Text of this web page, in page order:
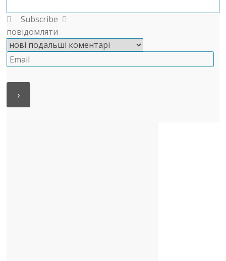
Subscribe
повідомляти